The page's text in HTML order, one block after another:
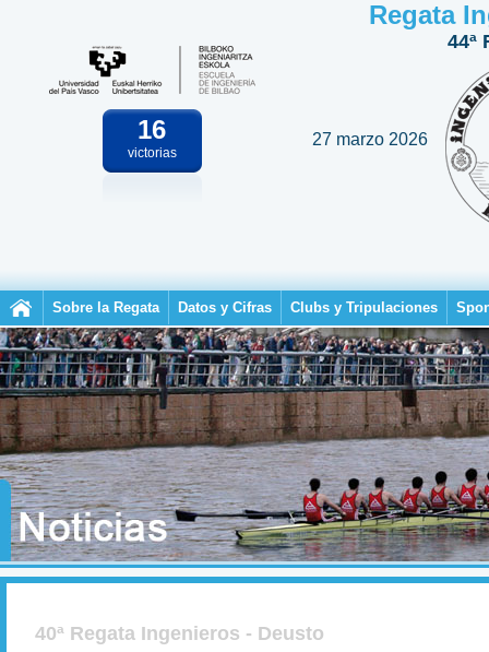
16
victorias
Regata
44ª
27 marzo 2026
Sobre la Regata Datos y Cifras Clubs y Tripulaciones
40ª Regata Ingenieros - Deusto